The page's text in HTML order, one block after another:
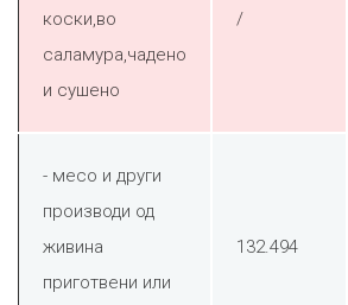
коски,во
саламура,чадено
и сушено
/
- месо и други
производи од
живина
приготвени или
132.494